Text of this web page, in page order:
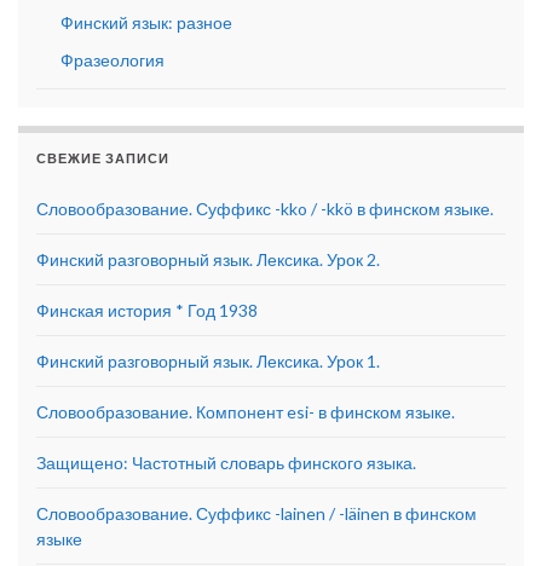
Финский язык: разное
Фразеология
СВЕЖИЕ ЗАПИСИ
Словообразование. Суффикс -kko / -kkö в финском языке.
Финский разговорный язык. Лексика. Урок 2.
Финская история * Год 1938
Финский разговорный язык. Лексика. Урок 1.
Словообразование. Компонент esi- в финском языке.
Защищено: Частотный словарь финского языка.
Словообразование. Суффикс -lainen / -läinen в финском
языке